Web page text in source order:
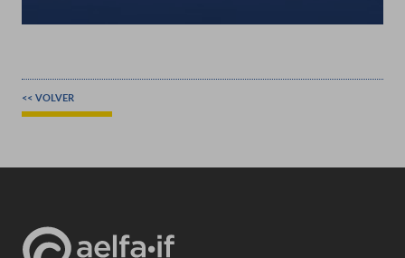
<< VOLVER